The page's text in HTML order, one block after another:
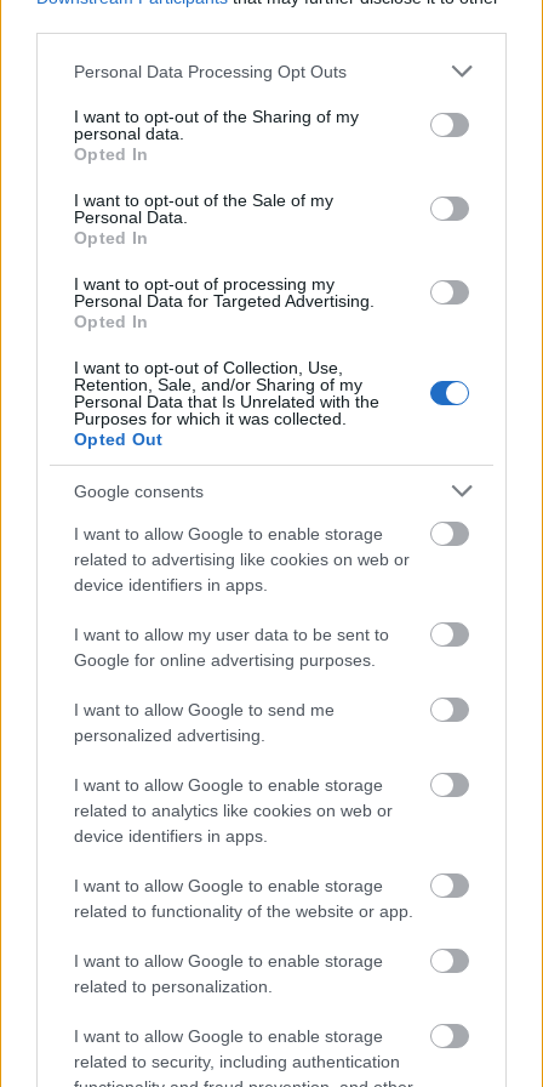
Please note that this website/app uses one or more Google
not limited to your visit or usage behaviour. You may click to
grant or deny consent to Google and its third-party tags to
use your data for below specified purposes in below Google
consent section.
Personal Data Processing Opt Outs
I want to opt-out of the Sharing of my
personal data.
Opted In
I want to opt-out of the Sale of my
Personal Data.
Opted In
I want to opt-out of processing my
Personal Data for Targeted Advertising.
Opted In
I want to opt-out of Collection, Use,
Retention, Sale, and/or Sharing of my
Personal Data that Is Unrelated with the
Purposes for which it was collected.
Opted Out
Google consents
I want to allow Google to enable storage
related to advertising like cookies on web or
device identifiers in apps.
I want to allow my user data to be sent to
Google for online advertising purposes.
I want to allow Google to send me
personalized advertising.
I want to allow Google to enable storage
related to analytics like cookies on web or
device identifiers in apps.
I want to allow Google to enable storage
related to functionality of the website or app.
I want to allow Google to enable storage
related to personalization.
I want to allow Google to enable storage
related to security, including authentication
Σε κάθε περίπτωση, κρίνεται απαραίτητο οι
υποψήφιοι νασυμβουλεύονται
τις συχνές
ερωτήσεις και τα εγχειρίδια χρήσης (Βοήθεια →
επικοινωνία τους με το ΑΣΕΠ.
ΕΔΩτον πίνακα υποψηφίων
ΑΣΕΠ: Πιστοποίηση Αγγλικών σε
ΑΣΕΠ: Εξ αποστάσεως η πιο Εύκολη
Πιστοποίηση Υπολογιστών σε 2
Μάθε πρώτος όλες τις σημαντικές
Βάλε το proson.gr στα αποτελέσματα
αναζήτησης της Google